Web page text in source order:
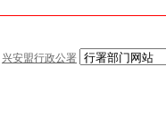
兴安盟行政公署